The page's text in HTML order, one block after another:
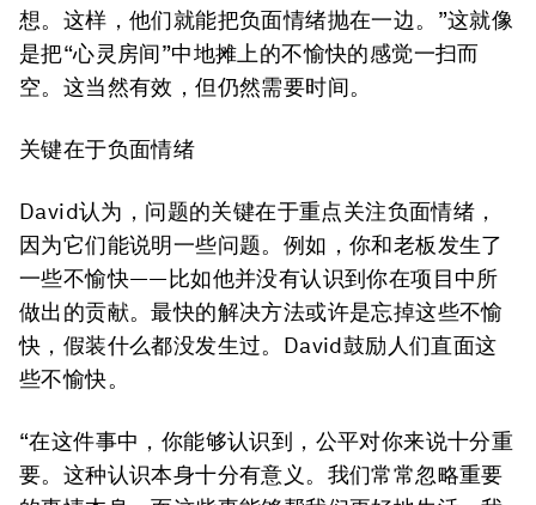
想。这样，他们就能把负面情绪抛在一边。”这就像
是把“心灵房间”中地摊上的不愉快的感觉一扫而
空。这当然有效，但仍然需要时间。
关键在于负面情绪
David认为，问题的关键在于重点关注负面情绪，
因为它们能说明一些问题。例如，你和老板发生了
一些不愉快——比如他并没有认识到你在项目中所
做出的贡献。最快的解决方法或许是忘掉这些不愉
快，假装什么都没发生过。David鼓励人们直面这
些不愉快。
“在这件事中，你能够认识到，公平对你来说十分重
要。这种认识本身十分有意义。我们常常忽略重要